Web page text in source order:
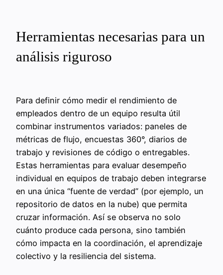
Herramientas necesarias para un
análisis riguroso
Para definir cómo medir el rendimiento de
empleados dentro de un equipo resulta útil
combinar instrumentos variados: paneles de
métricas de flujo, encuestas 360°, diarios de
trabajo y revisiones de código o entregables.
Estas herramientas para evaluar desempeño
individual en equipos de trabajo deben integrarse
en una única “fuente de verdad” (por ejemplo, un
repositorio de datos en la nube) que permita
cruzar información. Así se observa no solo
cuánto produce cada persona, sino también
cómo impacta en la coordinación, el aprendizaje
colectivo y la resiliencia del sistema.